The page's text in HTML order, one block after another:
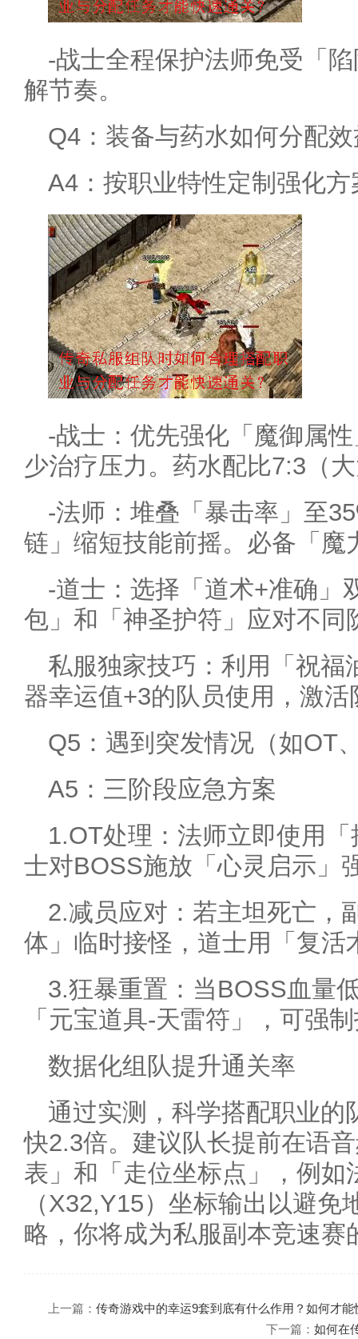
-战士全程保护法师免受「
解节奏。
Q4：装备与药水如何分配
A4：按职业特性定制强化方
-战士：优先强化「魔御属
少治疗压力。药水配比7:3（
-法师：堆叠「暴击率」至
链」缩短技能前摇。必备「魔
-道士：选择「道术+准确」
包」和「神圣护符」应对不同
私服独家技巧：利用「祝福
器幸运值+3的队员使用，激
Q5：遇到突发情况（如OT
A5：三阶段应急方案
1.OT处理：法师立即使用
士对BOSS施放「心灵启示」
2.减员应对：若主坦死亡，
体」临时接怪，道士用「复活
3.狂暴重置：当BOSS血量
「元宝道具-天雷符」，可强
数据化组队提升通关率
通过实测，科学搭配职业的
快2.3倍。建议队长提前在语
表」和「走位坐标点」，例如
（X32,Y15）坐标输出以避
略，你将成为私服副本竞速赛
上一篇： 传奇游戏中的幸运9套到底有什么作用？如何才
下一篇： 如何在